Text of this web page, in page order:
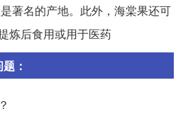
著名的产地。此外，海棠果还可
炼后食用或用于医药
：